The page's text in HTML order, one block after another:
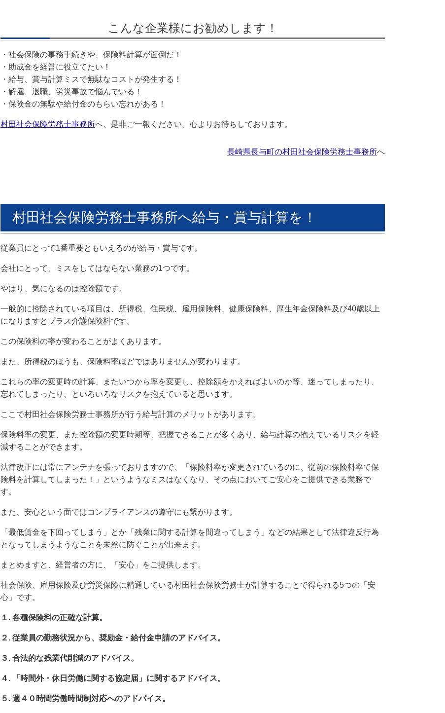
こんな企業様にお勧めします！
・社会保険の事務手続きや、保険料計算が面倒だ！
・助成金を経営に役立てたい！
・給与、賞与計算ミスで無駄なコストが発生する！
・解雇、退職、労災事故で悩んでいる！
・保険金の無駄や給付金のもらい忘れがある！
村田社会保険労務士事務所へ、是非ご一報ください。心よりお待ちしております。
長崎県長与町の村田社会保険労務士事務所へ
村田社会保険労務士事務所へ給与・賞与計算を！
従業員にとって1番重要ともいえるのが給与・賞与です。
会社にとって、ミスをしてはならない業務の1つです。
やはり、気になるのは控除額です。
一般的に控除されている項目は、所得税、住民税、雇用保険料、健康保険料、厚生年金保険料及び40歳以上
になりますとプラス介護保険料です。
この保険料の率が変わることがよくあります。
また、所得税のほうも、保険料率ほどではありませんが変わります。
これらの率の変更時の計算、またいつから率を変更し、控除額をかえればよいのか等、迷ってしまったり、
忘れてしまったり、といろいろなリスクを抱えていると思います。
ここで村田社会保険労務士事務所が行う給与計算のメリットがあります。
保険料率の変更、また控除額の変更時期等、把握できることが多くあり、給与計算の抱えているリスクを軽
減することができます。
法律改正には常にアンテナを張っておりますので、「保険料率が変更されているのに、従前の保険料率で保
険料を計算してしまった！」というようなミスはなくなり、その点においてご安心をご提供できる業務で
す。
また、安心という面ではコンプライアンスの遵守にも繋がります。
「最低賃金を下回ってしまう」とか「残業に関する計算を間違ってしまう」などの結果として法律違反行為
となってしまうようなことを未然に防ぐことが出来ます。
まとめますと、経営者の方に、「安心」をご提供します。
社会保険、雇用保険及び労災保険に精通している村田社会保険労務士が計算することで得られる5つの「安
心」です。
１. 各種保険料の正確な計算。
２. 従業員の勤務状況から、奨励金・給付金申請のアドバイス。
３. 合法的な残業代削減のアドバイス。
４. 「時間外・休日労働に関する協定届」に関するアドバイス。
５. 週４０時間労働時間制対応へのアドバイス。